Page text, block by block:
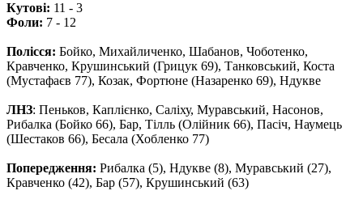
Кутові: 11 - 3
Фоли: 7 - 12
Полісся: Бойко, Михайличенко, Шабанов, Чоботенко,
Кравченко, Крушинський (Грицук 69), Танковський, Коста
(Мустафаєв 77), Козак, Фортюне (Назаренко 69), Ндукве
ЛНЗ: Пеньков, Каплієнко, Саліху, Муравський, Насонов,
Рибалка (Бойко 66), Бар, Тілль (Олійник 66), Пасіч, Наумець
(Шестаков 66), Бесала (Хобленко 77)
Попередження: Рибалка (5), Ндукве (8), Муравський (27),
Кравченко (42), Бар (57), Крушинський (63)